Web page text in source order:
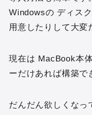
Windowsの ディス
用意したりして大変
現在は MacBook本
ーだけあれば構築で
だんだん欲しくなっ